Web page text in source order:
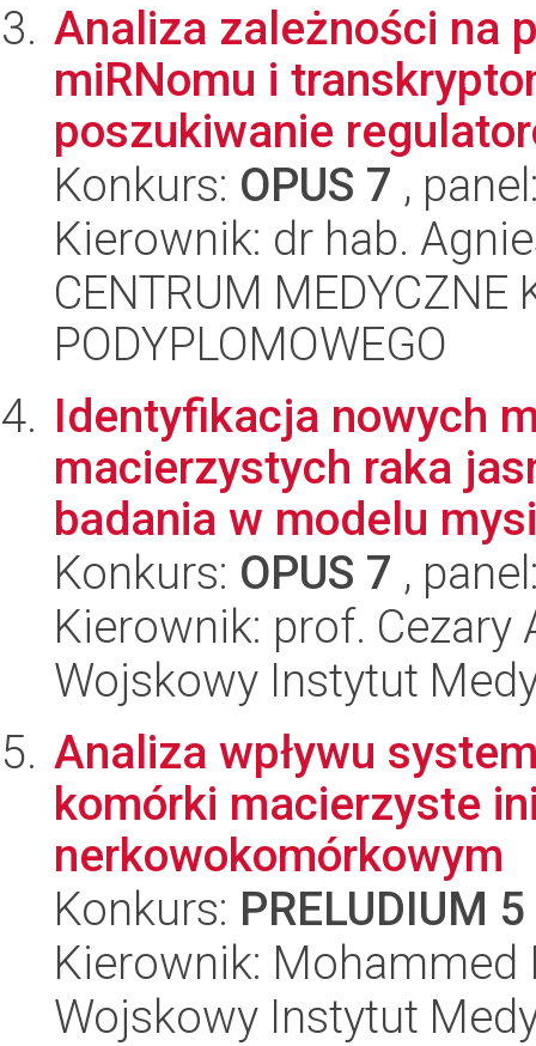
Analiza zależności na
miRNomu i
poszukiwanie
Konkurs: OPUS 7 ,
Kierownik: dr hab.
CENTRUM MEDYCZNE
PODYPLOMOWEGO
Identyfikacja nowych
macierzystych raka
badania w modelu
Konkurs: OPUS 7 ,
Kierownik: prof. Cezary
Wojskowy Instytut
Analiza wpływu
komórki macierzyste
nerkowokomórkowym
Konkurs: PRELUDIUM 5
Kierownik: Mohammed
Wojskowy Instytut